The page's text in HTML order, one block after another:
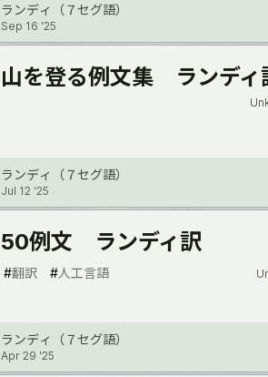
ランディ（７セグ語）
Sep 16 '25
山を登る例文集 ランディ
ランディ（７セグ語）
Jul 12 '25
50例文 ランディ訳
#翻訳 #人工言語
ランディ（７セグ語）
Apr 29 '25